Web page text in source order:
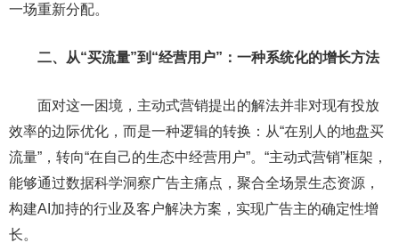
一场重新分配。
二、从“买流量”到“经营用户”：一种系统化的增长方法
面对这一困境，主动式营销提出的解法并非对现有投放
效率的边际优化，而是一种逻辑的转换：从“在别人的地盘买
流量”，转向“在自己的生态中经营用户”。“主动式营销”框架，
能够通过数据科学洞察广告主痛点，聚合全场景生态资源，
构建AI加持的行业及客户解决方案，实现广告主的确定性增
长。